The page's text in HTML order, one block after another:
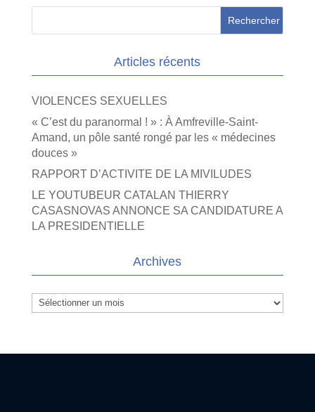
Articles récents
VIOLENCES SEXUELLES
« C’est du paranormal ! » : À Amfreville-Saint-
Amand, un pôle santé rongé par les « médecines
douces »
RAPPORT D’ACTIVITE DE LA MIVILUDES
LE YOUTUBEUR CATALAN THIERRY
CASASNOVAS ANNONCE SA CANDIDATURE A
LA PRESIDENTIELLE
Archives
Archives